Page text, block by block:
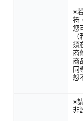
※
符
您
須
商
商
同
恕
※
非